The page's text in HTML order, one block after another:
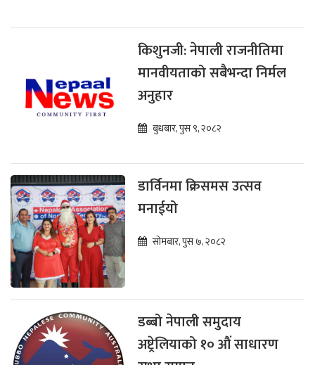
किशुनजी: नेपाली राजनीतिमा
मानवीयताको सबैभन्दा निर्मल
अनुहार
बुधबार, पुस ९, २०८२
डार्विनमा क्रिसमस उत्सव
मनाईयो
सोमबार, पुस ७, २०८२
डब्बो नेपाली समुदाय
अष्ट्रेलियाको १० औं साधारण